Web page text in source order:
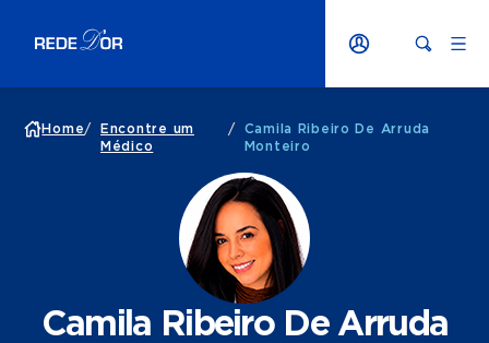
Home/
Encontre um
Médico
/
Camila Ribeiro De Arruda
Monteiro
Camila Ribeiro De Arruda